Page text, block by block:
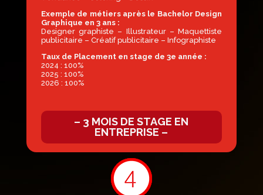
Exemple de métiers après le Bachelor Design
Graphique en 3 ans :
Designer graphiste – Illustrateur – Maquettiste
publicitaire – Créatif publicitaire – Infographiste
Taux de Placement en stage de 3e année :
2024 : 100%
2025 : 100%
2026 : 100%
– 3 MOIS DE STAGE EN
ENTREPRISE –